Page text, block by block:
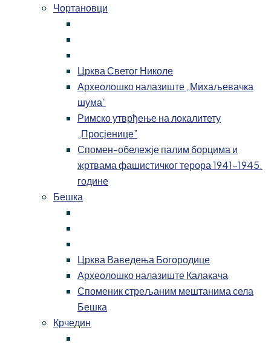
Чортановци
Црква Светог Николе
Археолошко налазиште „Михаљевачка
шума”
Римско утврђење на локалитету
„Просјенице”
Спомен-обележје палим борцима и
жртвама фашистичког терора 1941-1945.
године
Бешка
Црква Ваведења Богородице
Археолошко налазиште Калакача
Споменик стрељаним мештанима села
Бешка
Крчедин